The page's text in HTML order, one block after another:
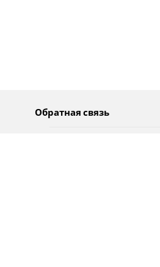
Обратная связь